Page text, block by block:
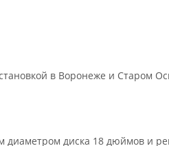
в Воронеже и Старом
диаметром диска 18 дюймов и